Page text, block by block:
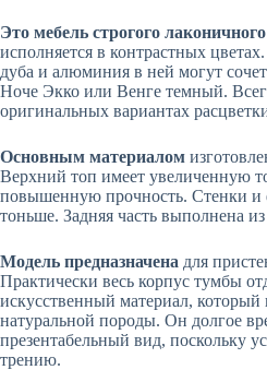
Это мебель строгого
исполняется в контрастных
дуба и алюминия в ней могут
Ноче Экко или Венге темный.
оригинальных вариантах
Основным материалом
Верхний топ имеет увеличенную
повышенную прочность. Стенки и
тоньше. Задняя часть выполнена
Модель предназначена для
Практически весь корпус тумбы
искусственный материал,
натуральной породы. Он долгое
презентабельный вид, поскольку
трению.